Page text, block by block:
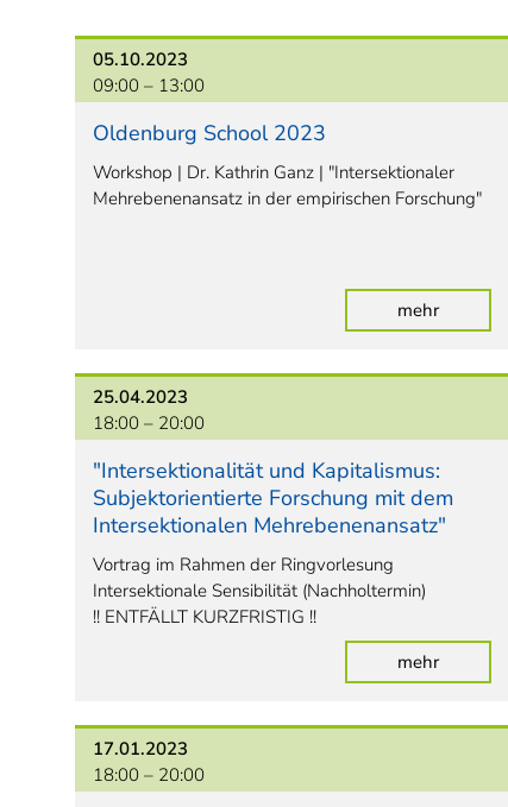
05.10.2023
09:00 – 13:00
Oldenburg School 2023
Workshop | Dr. Kathrin Ganz | "Intersektionaler
Mehrebenenansatz in der empirischen Forschung"
mehr
25.04.2023
18:00 – 20:00
"Intersektionalität und Kapitalismus:
Subjektorientierte Forschung mit dem
Intersektionalen Mehrebenenansatz"
Vortrag im Rahmen der Ringvorlesung
Intersektionale Sensibilität (Nachholtermin)
!! ENTFÄLLT KURZFRISTIG !!
mehr
17.01.2023
18:00 – 20:00